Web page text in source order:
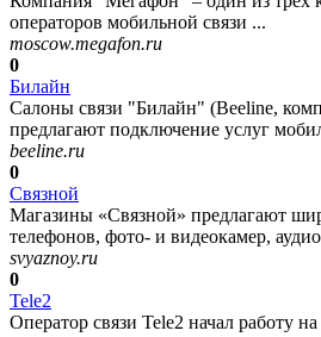
операторов мобильной связи ...
moscow.megafon.ru
0
Билайн
Салоны связи "Билайн" (Beeline,
предлагают подключение услуг
beeline.ru
0
Связной
Магазины «Связной» предлагают
телефонов, фото- и видеокамер,
svyaznoy.ru
0
Tele2
Оператор связи Tele2 начал работу